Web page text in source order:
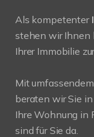
Als kompetenter
stehen wir Ihnen
Ihrer Immobilie
Mit
beraten wir Sie in
Ihre Wohnung in
sind für Sie da.